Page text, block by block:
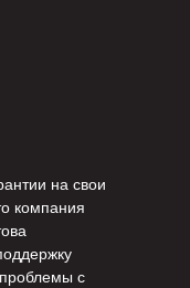
на свои
компания
проблемы с